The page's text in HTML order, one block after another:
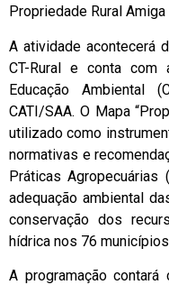
Propriedade Rural Amiga
A atividade acontecerá
CT-Rural e conta com
Educação Ambiental
CATI/SAA. O Mapa
utilizado como
normativas e
Práticas
adequação ambiental
conservação dos
hídrica nos 76
A programação